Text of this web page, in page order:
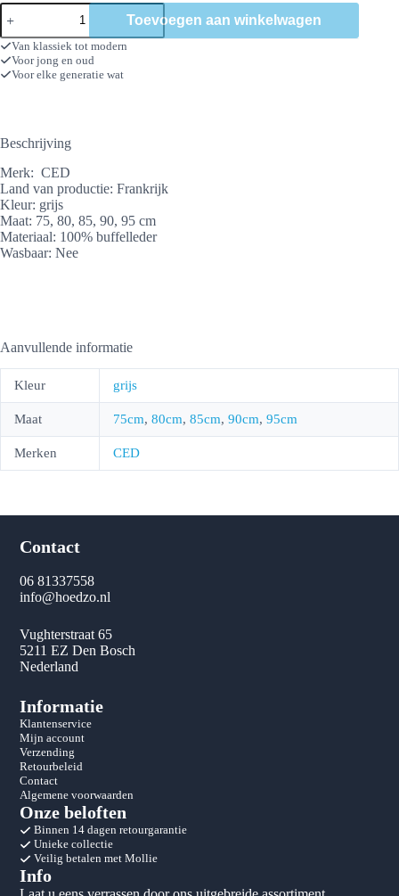
Riem
Paula
aantal
Toevoegen aan winkelwagen
Van klassiek tot modern
Voor jong en oud
Voor elke generatie wat
Beschrijving
Merk: CED
Land van productie: Frankrijk
Kleur: grijs
Maat: 75, 80, 85, 90, 95 cm
Materiaal: 100% buffelleder
Wasbaar: Nee
Aanvullende informatie
Kleur grijs
Maat 75cm, 80cm, 85cm, 90cm, 95cm
Merken CED
Contact
06 81337558
info@hoedzo.nl
Vughterstraat 65
5211 EZ Den Bosch
Nederland
Informatie
Klantenservice
Mijn account
Verzending
Retourbeleid
Contact
Algemene voorwaarden
Onze beloften
Binnen 14 dagen retourgarantie
Unieke collectie
Veilig betalen met Mollie
Info